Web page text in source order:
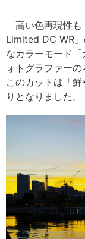
高い色再現性も
Limited DC WR
なカラーモード
ォトグラファー
このカットは「
りとなりました。